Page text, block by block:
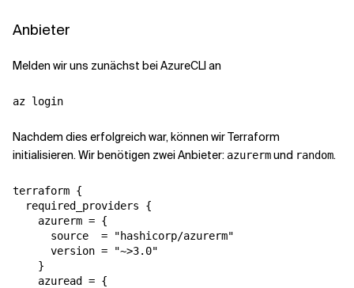
Anbieter
Melden wir uns zunächst bei AzureCLI an
az login
Nachdem dies erfolgreich war, können wir Terraform
initialisieren. Wir benötigen zwei Anbieter: azurermund random.
terraform {
  required_providers {
    azurerm = {
      source  = "hashicorp/azurerm"
      version = "~>3.0"
    }
    azuread = {